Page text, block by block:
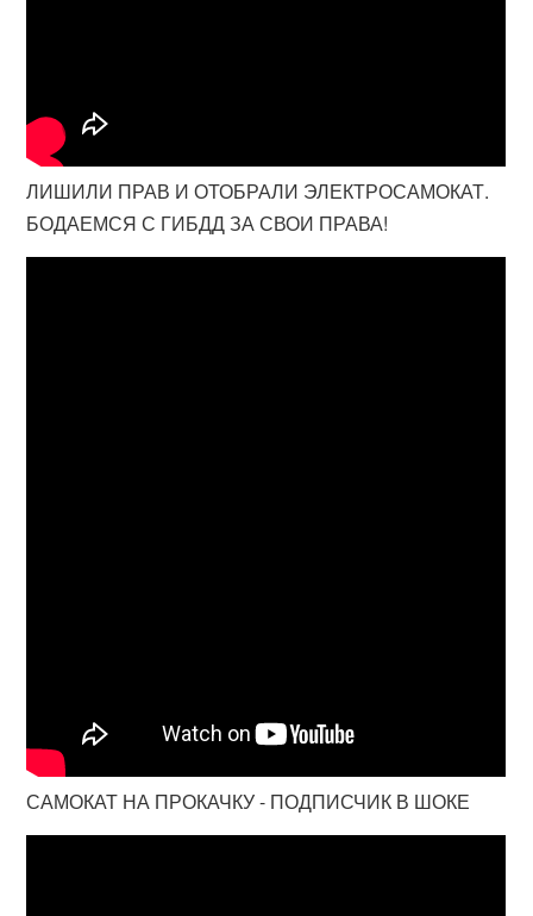
ЛИШИЛИ ПРАВ И ОТОБРАЛИ ЭЛЕКТРОСАМОКАТ.
БОДАЕМСЯ С ГИБДД ЗА СВОИ ПРАВА!
САМОКАТ НА ПРОКАЧКУ - ПОДПИСЧИК В ШОКЕ